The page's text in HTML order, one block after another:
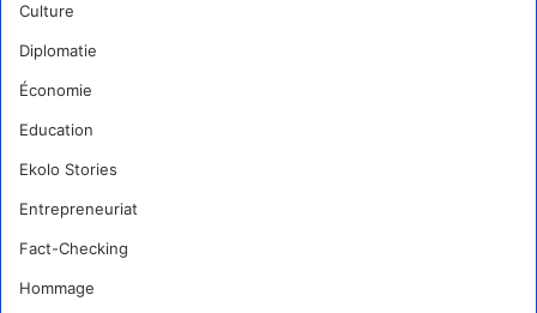
Culture
Diplomatie
Économie
Education
Ekolo Stories
Entrepreneuriat
Fact-Checking
Hommage